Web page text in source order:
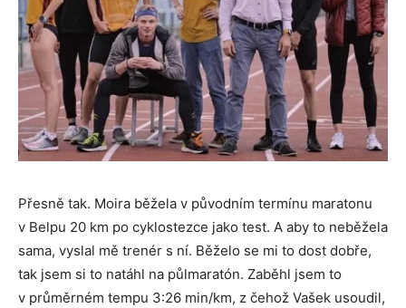
Přesně tak. Moira běžela v původním termínu maratonu
v Belpu 20 km po cyklostezce jako test. A aby to neběžela
sama, vyslal mě trenér s ní. Běželo se mi to dost dobře,
tak jsem si to natáhl na půlmaratón. Zaběhl jsem to
v průměrném tempu 3:26 min/km, z čehož Vašek usoudil,